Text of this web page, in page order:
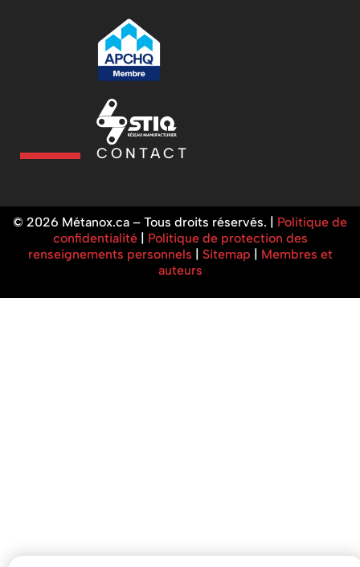
CONTACT
© 2026 Métanox.ca – Tous droits réservés. | Politique de
confidentialité| Politique de protection des
renseignements personnels | Sitemap | Membres et
auteurs